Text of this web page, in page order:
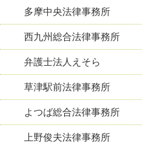
多摩中央法律事務所
西九州総合法律事務所
弁護士法人えそら
草津駅前法律事務所
よつば総合法律事務所
上野俊夫法律事務所